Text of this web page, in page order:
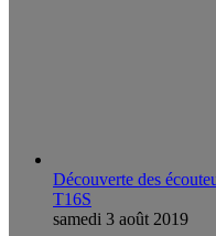
Découverte des
T16S
samedi 3 août 2019